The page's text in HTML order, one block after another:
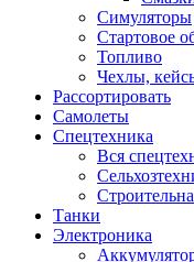
Симуляторы
Стартовое
Топливо
Чехлы,
Рассортировать
Самолеты
Спецтехника
Вся
Танки
Электроника